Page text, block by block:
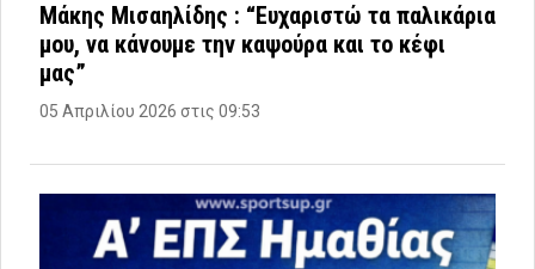
Μάκης Μισαηλίδης : “Ευχαριστώ τα παλικάρια
μου, να κάνουμε την καψούρα και το κέφι
μας”
05 Απριλίου 2026 στις 09:53